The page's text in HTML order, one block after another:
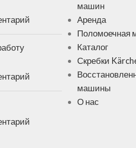
машин
Аренда
Поломоечная
Каталог
Скребки
машины
О нас